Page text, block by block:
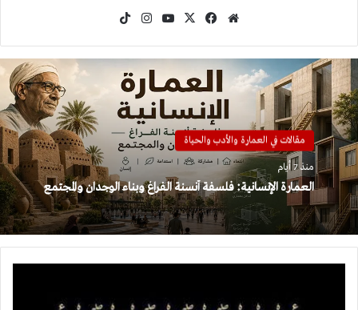
موقع
فيسبوك
‫X
‫YouTubeانستقرام
مقالات في العمارة والأدب والحياة
منذ 7 أيام
العمارة الإنسانية: فلسفة أنسنة الفراغ وبناء الوجدان والمجتمع